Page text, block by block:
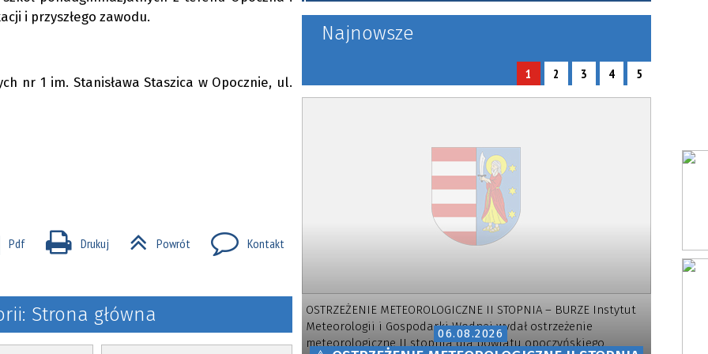
„Standardów ochrony małoletnich”
w Starostwie Powiatowym w Opocznie
i przyszłego zawodu.
nr 1 im. Stanisława Staszica w Opocznie, ul.
Pdf Drukuj Powrót Kontakt
Strona główna
Najnowsze
1 2 3 4 5
06.08.2026
OSTRZEŻENIE METEOROLOGICZNE II STOPNIA – BURZE Instytut
Meteorologii i Gospodarki Wodnej wydał ostrzeżenie
meteorologiczne II stopnia dla powiatu opoczyńskiego.